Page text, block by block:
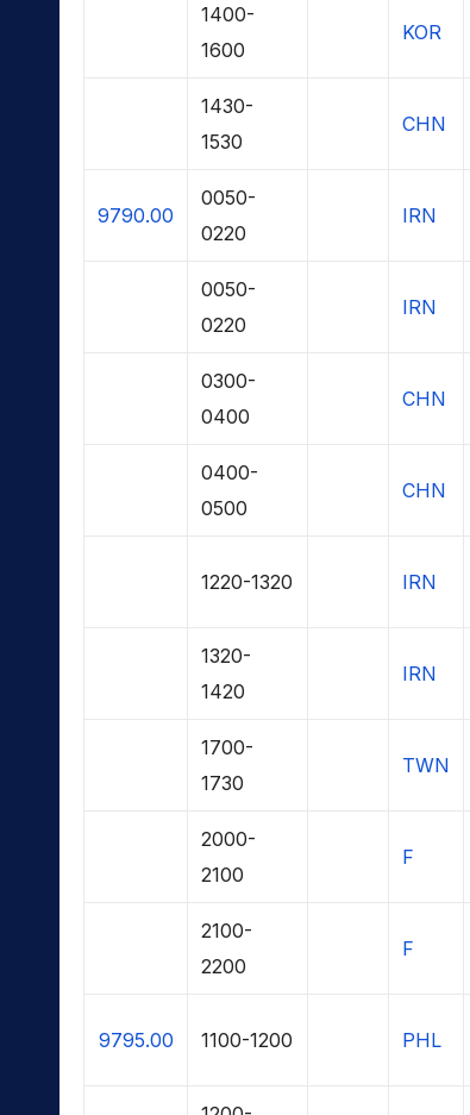
1400-
1600
KOR
1430-
1530
CHN
9790.00
0050-
0220
IRN
0050-
0220
IRN
0300-
0400
CHN
0400-
0500
CHN
1220-1320 IRN
1320-
1420
IRN
1700-
1730
TWN
2000-
2100
F
2100-
2200
F
9795.00 1100-1200 PHL